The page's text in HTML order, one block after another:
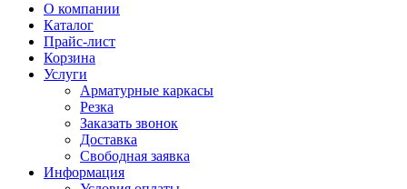
О компании
Каталог
Прайс-лист
Корзина
Услуги
Арматурные каркасы
Резка
Заказать звонок
Доставка
Свободная заявка
Информация